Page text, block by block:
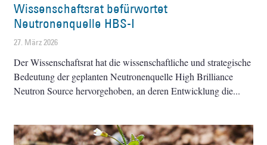
Wissenschaftsrat befürwortet
Neutronenquelle HBS-I
27. März 2026
Der Wissenschaftsrat hat die wissenschaftliche und strategische
Bedeutung der geplanten Neutronenquelle High Brilliance
Neutron Source hervorgehoben, an deren Entwicklung die